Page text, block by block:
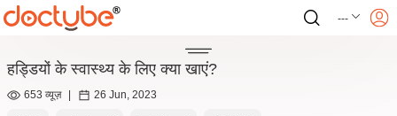
---
हड्डियों के स्वास्थ्य के लिए क्या खाएं?
653 व्यूज़ | 26 Jun, 2023